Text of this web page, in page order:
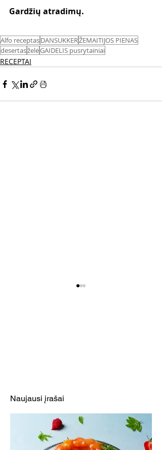
Gardžių atradimų.
Alfo receptasDANSUKKERŽEMAITIJOS PIENAS
desertasželėGAIDELIS pusrytainiai
RECEPTAI
Naujausi įrašai